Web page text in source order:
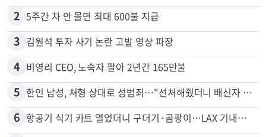
1
2 5주간 차 안 몰면 최대 600불 지급
3 김원석 투자 사기 논란 고발 영상 파장
4 비영리 CEO, 노숙자 팔아 2년간 165만불
5 한인 남성, 처형 상대로 성범죄…"선처해줬더니 배신자 취급"